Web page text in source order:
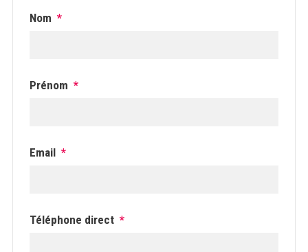
Nom *
Prénom *
Email *
Téléphone direct *